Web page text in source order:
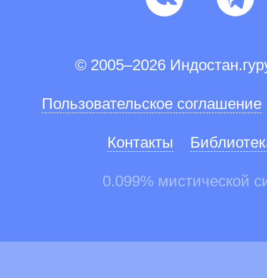
© 2005–2026
Пользовательское соглашение
Контакты
0.099% мистической